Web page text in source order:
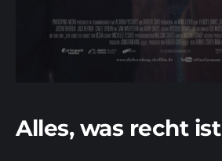
Al­les, was recht ist